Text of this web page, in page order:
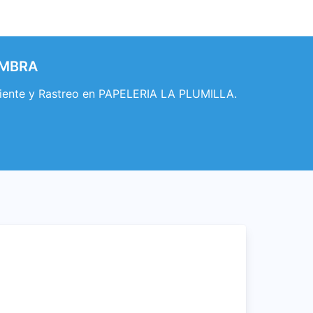
y Rastreo en PAPELERIA LA PLUMILLA.